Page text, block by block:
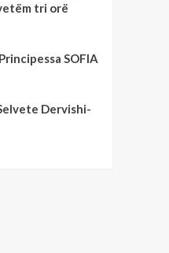
tri orë
SOFIA
Dervishi-